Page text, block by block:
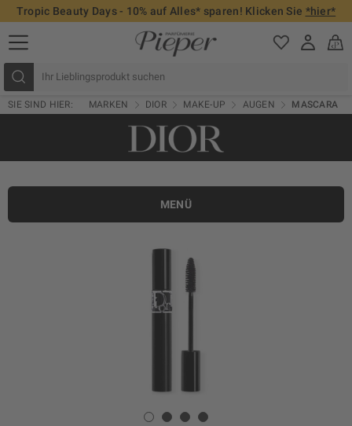
Tropic Beauty Days - 10% auf Alles* sparen! Klicken Sie *hier*
SIE SIND HIER: MARKEN DIOR MAKE-UP AUGEN MASCARA
MENÜ